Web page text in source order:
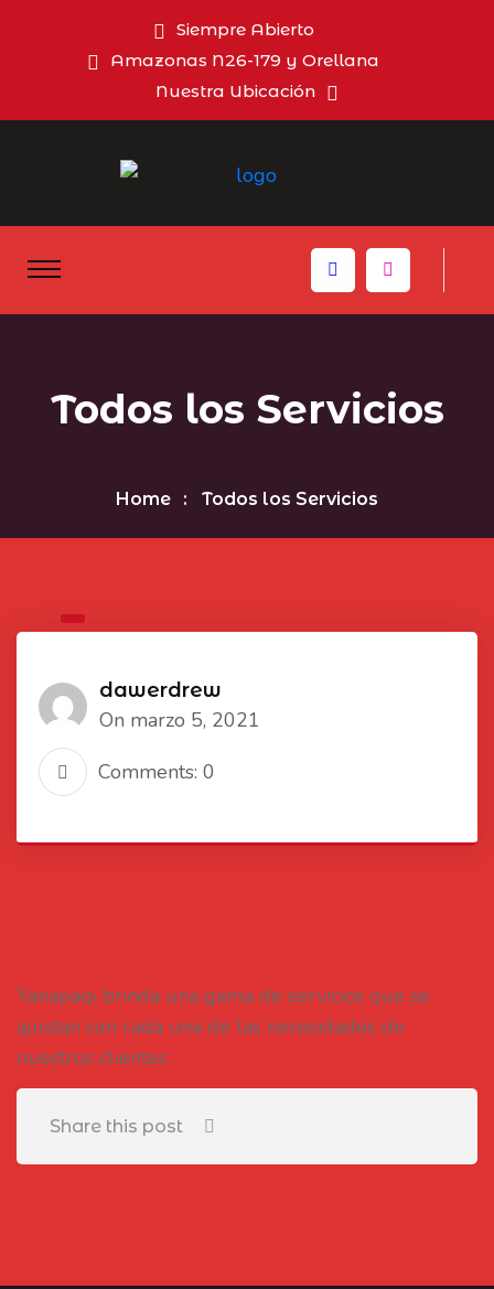
Siempre Abierto
Amazonas N26-179 y Orellana
Nuestra Ubicación
Todos los Servicios
Home Todos los Servicios
dawerdrew
On marzo 5, 2021
Comments: 0
Yanapaqi brinda una gama de servicios que se
ajustan con cada una de las necesidades de
nuestros clientes
Share this post